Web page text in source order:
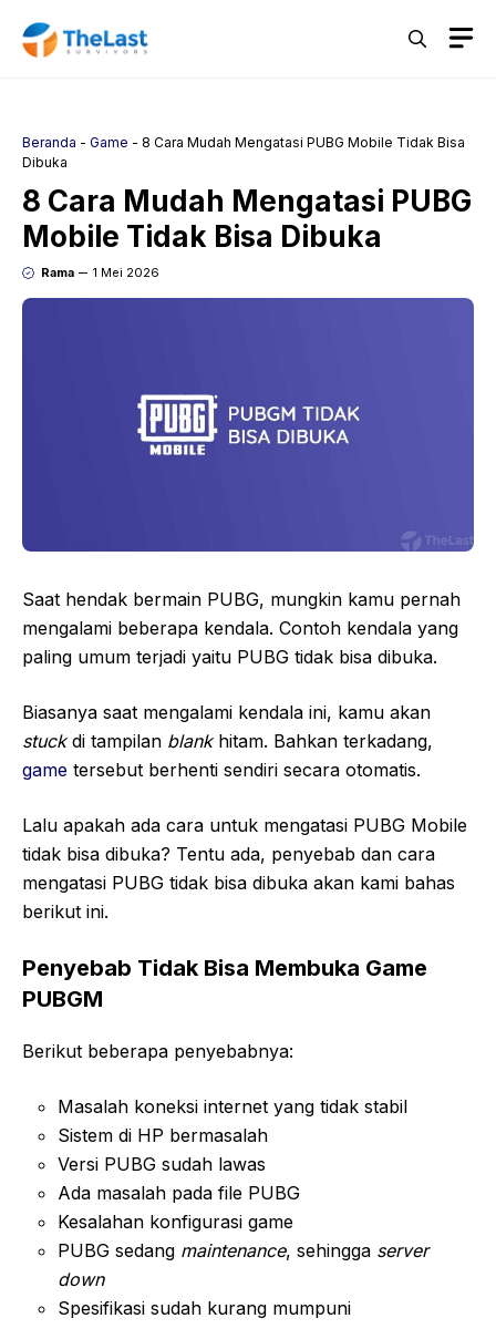
Beranda - Game - 8 Cara Mudah Mengatasi PUBG Mobile Tidak Bisa
Dibuka
8 Cara Mudah Mengatasi PUBG
Mobile Tidak Bisa Dibuka
Rama 1 Mei 2026
Saat hendak bermain PUBG, mungkin kamu pernah
mengalami beberapa kendala. Contoh kendala yang
paling umum terjadi yaitu PUBG tidak bisa dibuka.
Biasanya saat mengalami kendala ini, kamu akan
stuckdi tampilan blankhitam. Bahkan terkadang,
game tersebut berhenti sendiri secara otomatis.
Lalu apakah ada cara untuk mengatasi PUBG Mobile
tidak bisa dibuka? Tentu ada, penyebab dan cara
mengatasi PUBG tidak bisa dibuka akan kami bahas
berikut ini.
Penyebab Tidak Bisa Membuka Game
PUBGM
Berikut beberapa penyebabnya:
Masalah koneksi internet yang tidak stabil
Sistem di HP bermasalah
Versi PUBG sudah lawas
Ada masalah pada file PUBG
Kesalahan konfigurasi game
PUBG sedang maintenance, sehingga server
down
Spesifikasi sudah kurang mumpuni